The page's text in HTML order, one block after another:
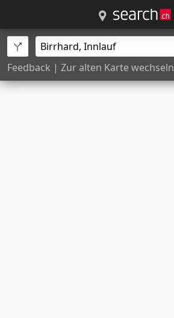
Feedback | Zur alten Karte wechseln